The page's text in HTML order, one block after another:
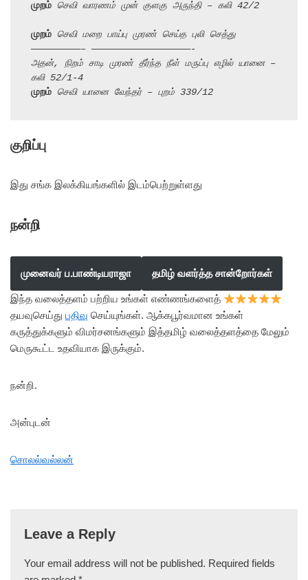
முறம் செவி வாரணம் முன் குளகு அருந்தி – கலி 42/2
முறம் செவி மறை பாய்பு முரண் செய்த புலி செத்து
—————————– ——————————————————-
அதன், நிறம் சாடி முரண் தீர்ந்த நீள் மருப்பு எழில் யானை –
கலி 52/1-4
முறம் செவி யானை வேந்தர் – புறம் 339/12
குறிப்பு
இது சங்க இலக்கியங்களில் இடம்பெற்றுள்ளது
நன்றி
முனைவர் ப.பாண்டியராஜா தமிழ் வளர்த்த சான்றோர்கள்
இந்த வலைத்தளம் பற்றிய உங்கள் எண்ணங்களைத்
தயவுசெய்து பதிவு செய்யுங்கள். ஆக்கபூர்வமான உங்கள்
கருத்துக்களும் விமர்சனங்களும் இத்தமிழ் வலைத்தளத்தை மேலும்
மெருகூட்ட உதவியாக இருக்கும்.
நன்றி.
அன்புடன்
சொலல்வல்லன்
Leave a Reply
Your email address will not be published. Required fields